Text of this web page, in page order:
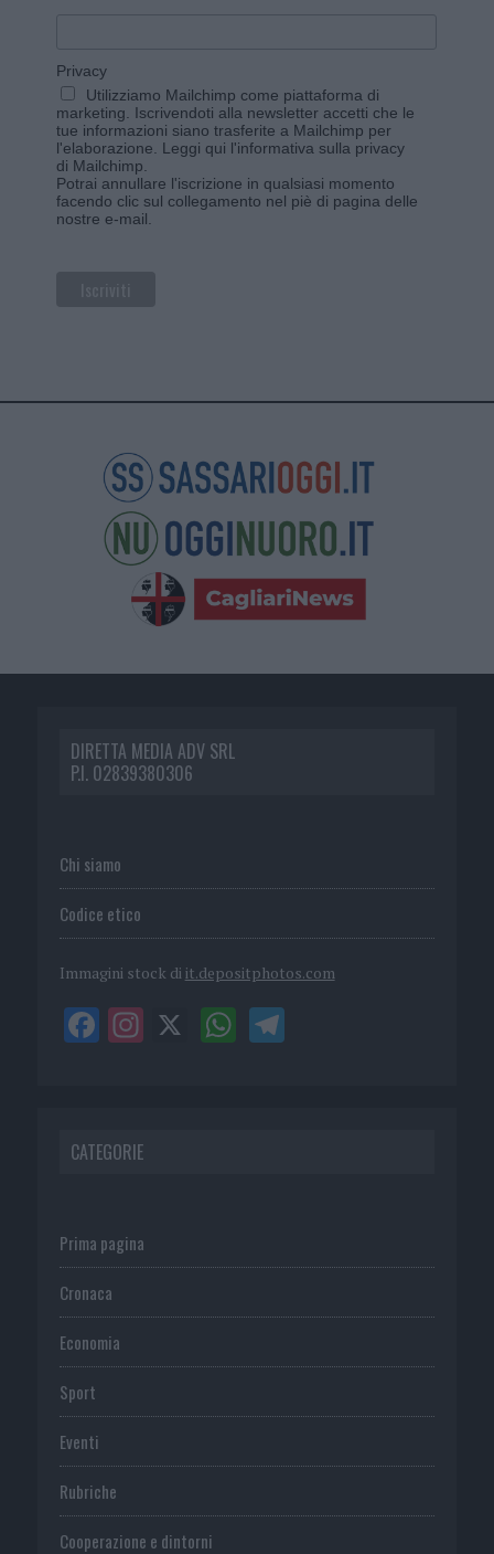
Privacy
Utilizziamo Mailchimp come piattaforma di
marketing. Iscrivendoti alla newsletter accetti che le
tue informazioni siano trasferite a Mailchimp per
l'elaborazione. Leggi qui l'informativa sulla privacy
di Mailchimp
Potrai annullare l'iscrizione in qualsiasi momento
facendo clic sul collegamento nel piè di pagina delle
nostre e-mail.
DIRETTA MEDIA ADV SRL
P.I. 02839380306
Chi siamo
Codice etico
Immagini stock di it.depositphotos.com
CATEGORIE
Prima pagina
Cronaca
Economia
Sport
Eventi
Rubriche
Cooperazione e dintorni